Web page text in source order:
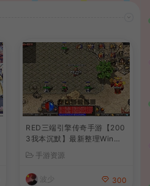
RED三端引擎传奇手游【200
3我本沉默】最新整理Win系
服务端+安卓苹果PC三端+详
细搭建教程
手游资源
波少 300